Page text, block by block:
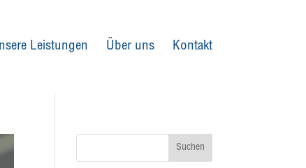
Leistungen Über uns Kontakt